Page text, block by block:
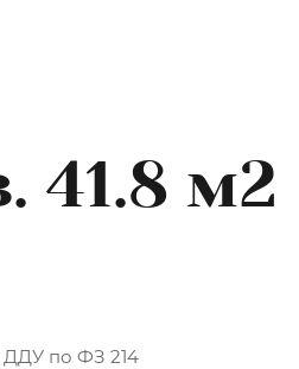
41.8 м2
ДДУ по ФЗ 214